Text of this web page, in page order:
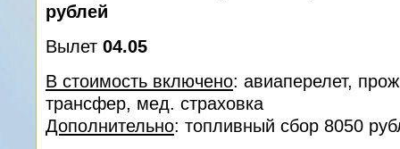
рублей
Вылет 04.05
В стоимость включено: авиаперелет,
трансфер, мед. cтраховка
Дополнительно: топливный сбор 8050